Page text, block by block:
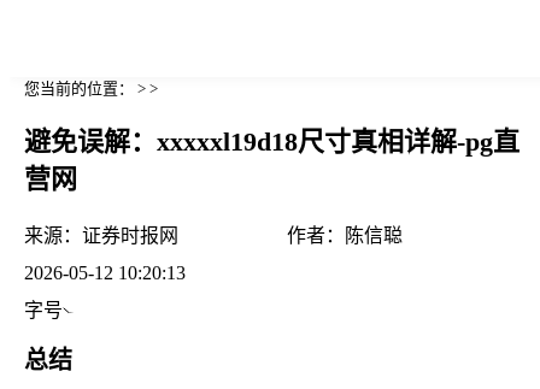
您当前的位置： > >
避免误解：xxxxxl19d18尺寸真相详解-pg直
营网
来源： 证券时报网 作者：
陈信聪
2026-05-12 10:20:13
字号
总结